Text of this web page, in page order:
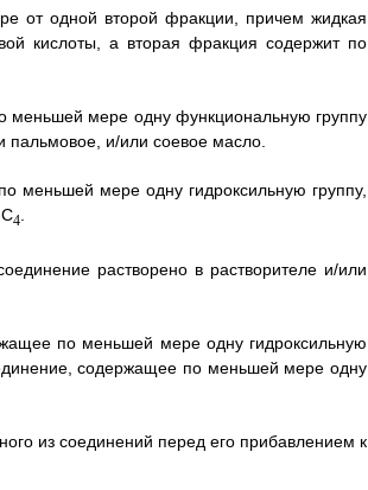
от одной второй фракции, причем жидкая
кислоты, а вторая фракция содержит по
меньшей мере одну функциональную группу
пальмовое, и/или соевое масло.
меньшей мере одну гидроксильную группу,
4
растворено в растворителе и/или
по меньшей мере одну гидроксильную
содержащее по меньшей мере одну
из соединений перед его прибавлением к